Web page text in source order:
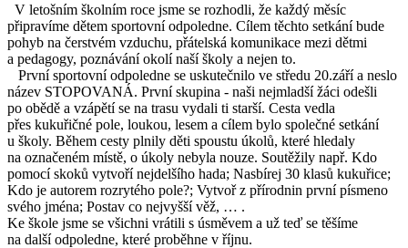
V letošním školním roce jsme se rozhodli, že každý měsíc
připravíme dětem sportovní odpoledne. Cílem těchto setkání bude
pohyb na čerstvém vzduchu, přátelská komunikace mezi dětmi
a pedagogy, poznávání okolí naší školy a nejen to.
První sportovní odpoledne se uskutečnilo ve středu 20.září a neslo
název STOPOVANÁ. První skupina - naši nejmladší žáci odešli
po obědě a vzápětí se na trasu vydali ti starší. Cesta vedla
přes kukuřičné pole, loukou, lesem a cílem bylo společné setkání
u školy. Během cesty plnily děti spoustu úkolů, které hledaly
na označeném místě, o úkoly nebyla nouze. Soutěžily např. Kdo
pomocí skoků vytvoří nejdelšího hada; Nasbírej 30 klasů kukuřice;
Kdo je autorem rozrytého pole?; Vytvoř z přírodnin první písmeno
svého jména; Postav co nejvyšší věž, … .
Ke škole jsme se všichni vrátili s úsměvem a už teď se těšíme
na další odpoledne, které proběhne v říjnu.